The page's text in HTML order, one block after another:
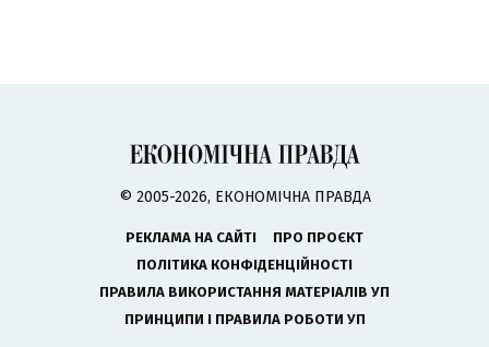
© 2005-2026, ЕКОНОМІЧНА ПРАВДА
РЕКЛАМА НА САЙТІ
ПРО ПРОЄКТ
ПОЛІТИКА КОНФІДЕНЦІЙНОСТІ
ПРАВИЛА ВИКОРИСТАННЯ МАТЕРІАЛІВ УП
ПРИНЦИПИ І ПРАВИЛА РОБОТИ УП